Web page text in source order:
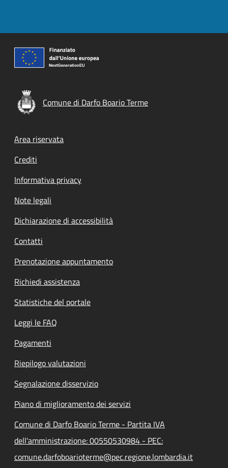
Comune di Darfo Boario Terme
Footer menu
Area riservata
Crediti
Informativa privacy
Note legali
Dichiarazione di accessibilità
Contatti
Prenotazione appuntamento
Richiedi assistenza
Statistiche del portale
Leggi le FAQ
Pagamenti
Riepilogo valutazioni
Segnalazione disservizio
Piano di miglioramento dei servizi
Comune di Darfo Boario Terme - Partita IVA
dell'amministrazione: 00550530984 - PEC:
comune.darfoboarioterme@pec.regione.lombardia.it